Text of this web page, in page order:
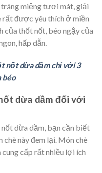
tráng miệng tươi mát, giải
rất được yêu thích ở miền
của thốt nốt, béo ngậy của
hấp dẫn.
nốt dừa dầm chỉ với 3
béo
dừa dầm đối với
dừa dầm, bạn cần biết
này đem lại. Món chè
cung cấp rất nhiều lợi ích